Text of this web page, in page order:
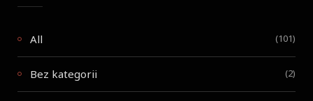
All (101)
Bez kategorii (2)